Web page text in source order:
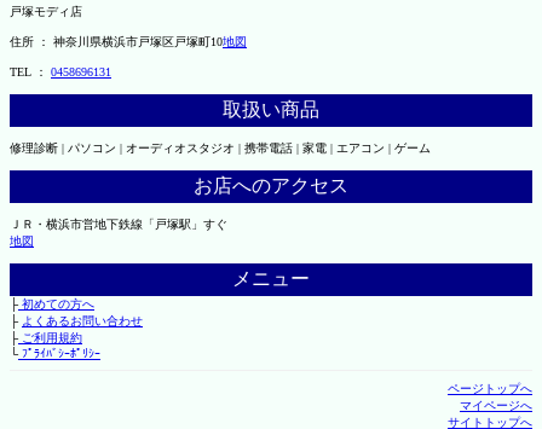
戸塚モディ店
住所 ： 神奈川県横浜市戸塚区戸塚町10地図
TEL ： 0458696131
取扱い商品
修理診断 | パソコン | オーディオスタジオ | 携帯電話 | 家電 | エアコン | ゲーム
お店へのアクセス
ＪＲ・横浜市営地下鉄線「戸塚駅」すぐ
地図
メニュー
├初めての方へ
├ よくあるお問い合わせ
├ご利用規約
└ﾌﾟﾗｲﾊﾞｼｰﾎﾟﾘｼｰ
ページトップへ
マイページへ
サイトトップへ